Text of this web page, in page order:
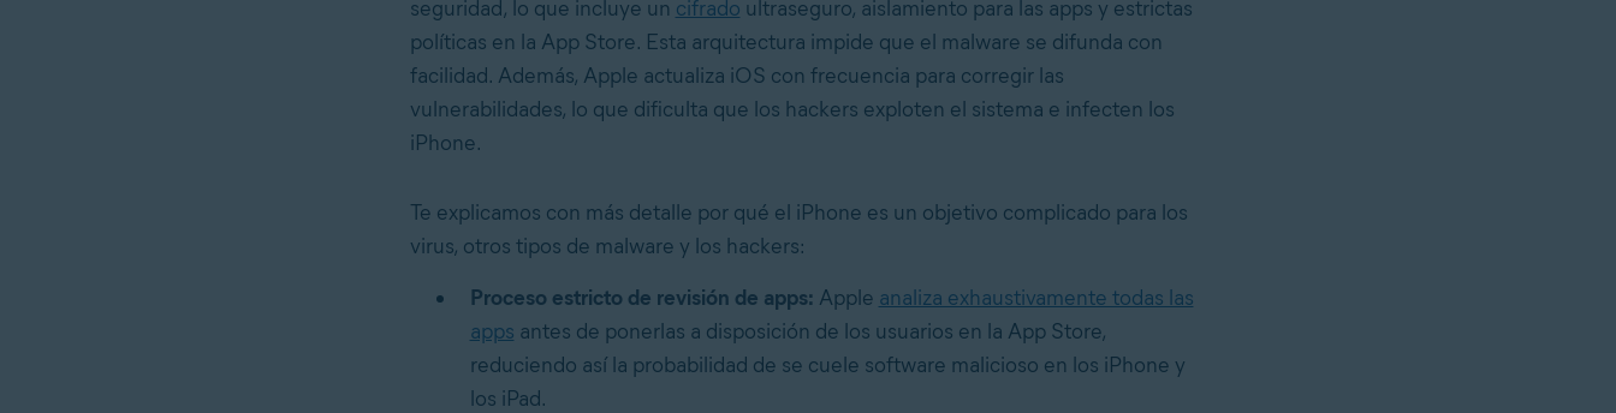
seguridad, lo que incluye un cifrado ultraseguro, aislamiento para las apps y estrictas
políticas en la App Store. Esta arquitectura impide que el malware se difunda con
facilidad. Además, Apple actualiza iOS con frecuencia para corregir las
vulnerabilidades, lo que dificulta que los hackers exploten el sistema e infecten los
iPhone.
Te explicamos con más detalle por qué el iPhone es un objetivo complicado para los
virus, otros tipos de malware y los hackers:
Proceso estricto de revisión de apps: Apple analiza exhaustivamente todas las
apps antes de ponerlas a disposición de los usuarios en la App Store,
reduciendo así la probabilidad de se cuele software malicioso en los iPhone y
los iPad.